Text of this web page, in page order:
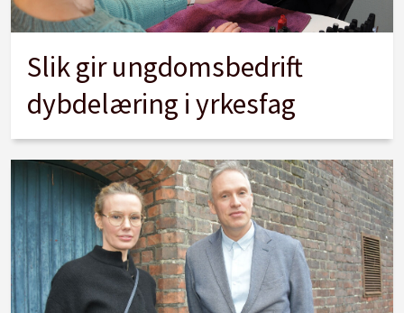
Slik gir ungdomsbedrift
dybdelæring i yrkesfag